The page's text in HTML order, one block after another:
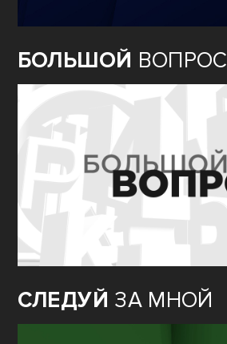
БОЛЬШОЙ ВОПРОС
СЛЕДУЙ ЗА МНОЙ